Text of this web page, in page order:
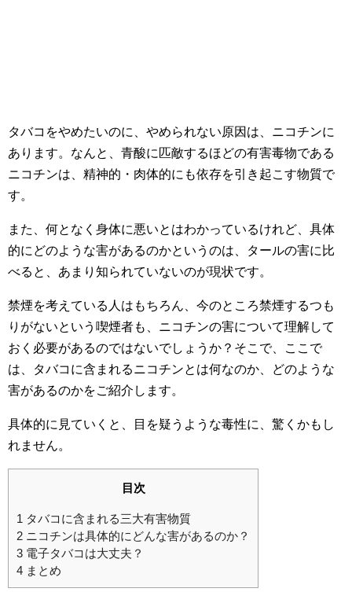
タバコをやめたいのに、やめられない原因は、ニコチンに
あります。なんと、青酸に匹敵するほどの有害毒物である
ニコチンは、精神的・肉体的にも依存を引き起こす物質で
す。
また、何となく身体に悪いとはわかっているけれど、具体
的にどのような害があるのかというのは、タールの害に比
べると、あまり知られていないのが現状です。
禁煙を考えている人はもちろん、今のところ禁煙するつも
りがないという喫煙者も、ニコチンの害について理解して
おく必要があるのではないでしょうか？そこで、ここで
は、タバコに含まれるニコチンとは何なのか、どのような
害があるのかをご紹介します。
具体的に見ていくと、目を疑うような毒性に、驚くかもし
れません。
目次
1 タバコに含まれる三大有害物質
2 ニコチンは具体的にどんな害があるのか？
3 電子タバコは大丈夫？
4 まとめ